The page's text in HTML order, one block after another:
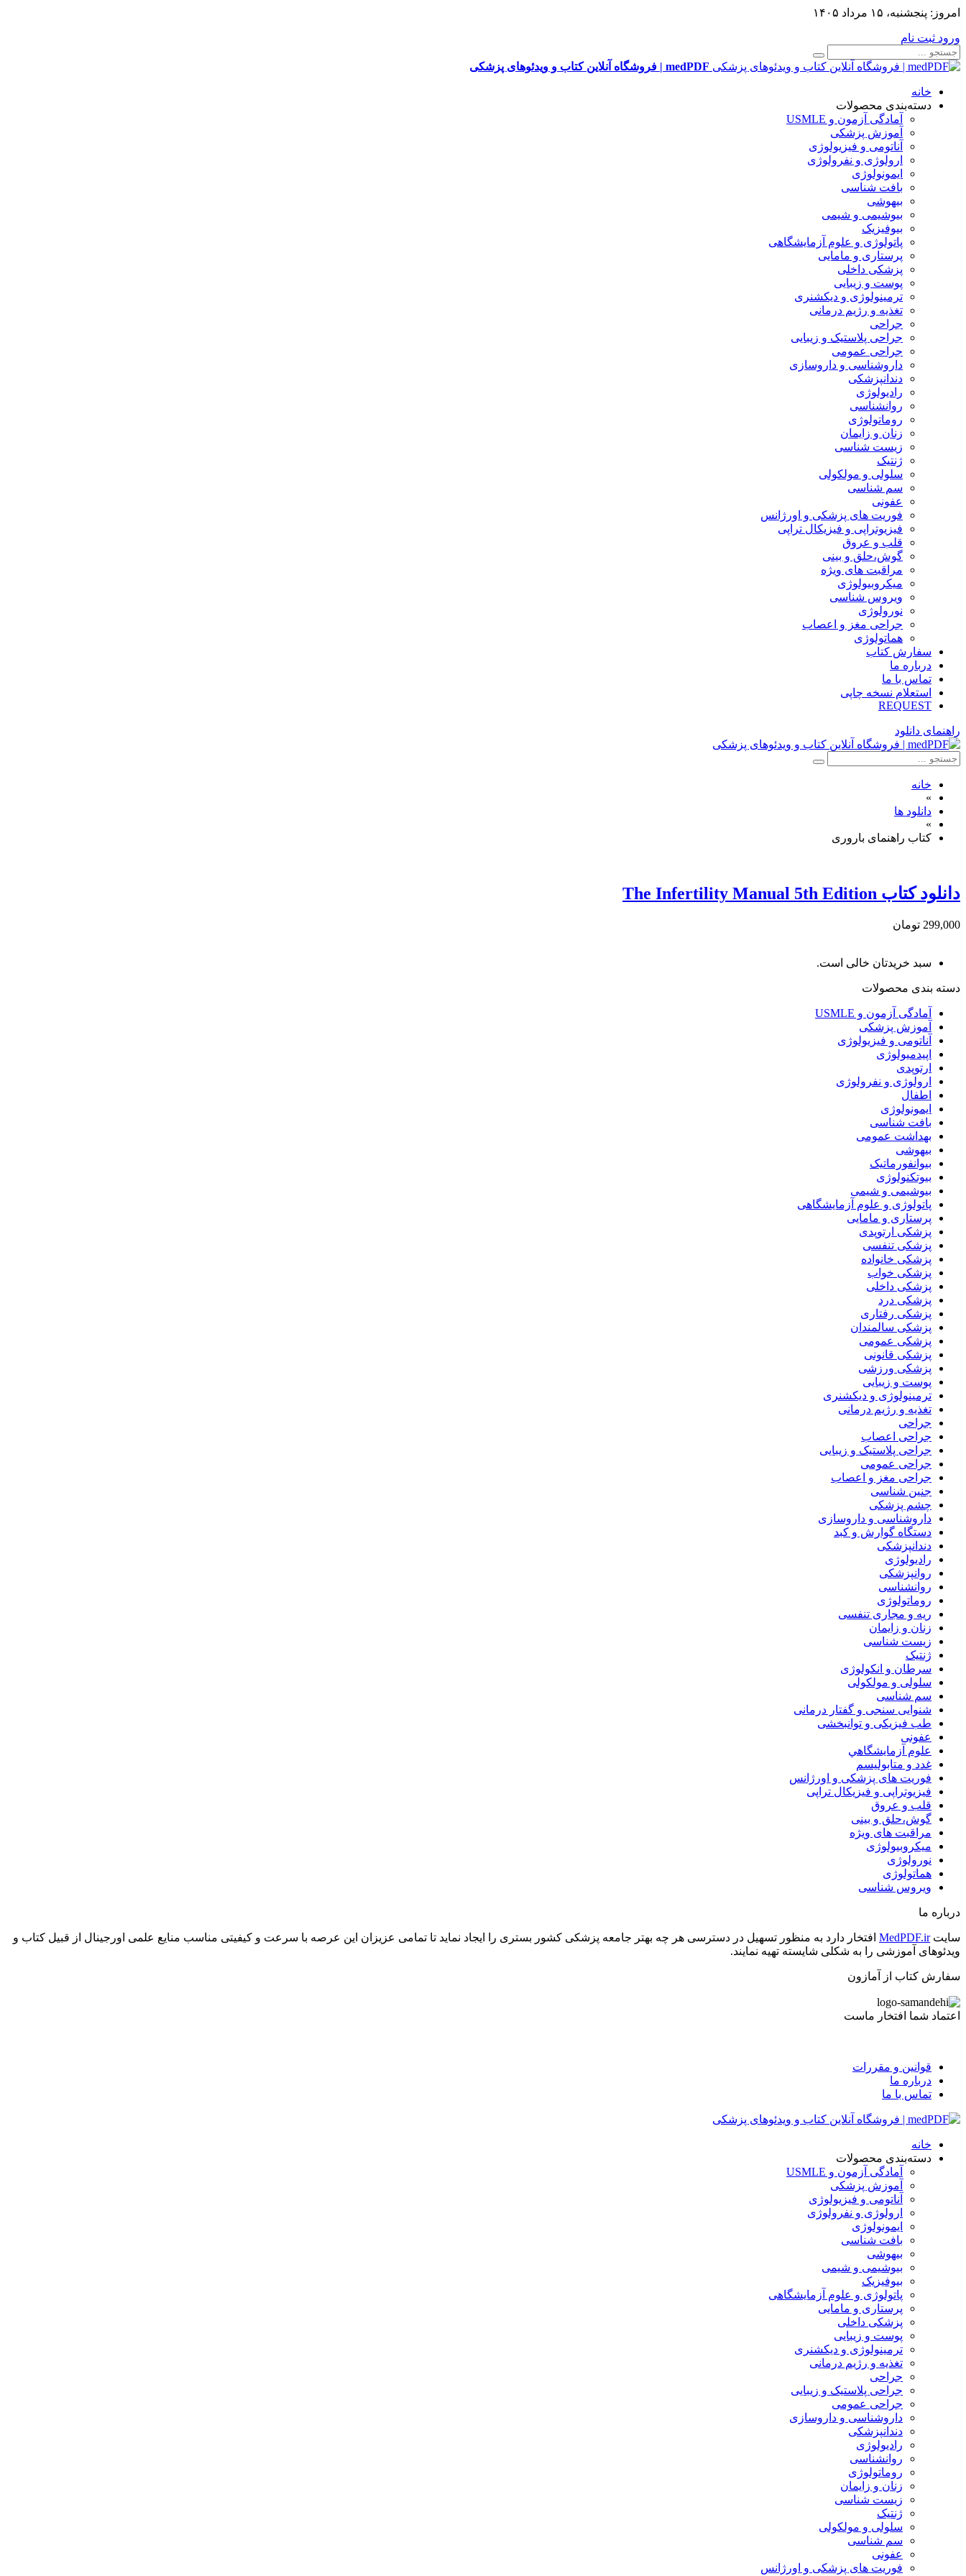
امروز: پنجشنبه، ۱۵ مرداد ۱۴۰۵
ورود ثبت نام
medPDF | فروشگاه آنلاین کتاب و ویدئوهای پزشکی
خانه
دسته‌بندی محصولات
آمادگی آزمون و USMLE
آموزش پزشکی
آناتومی و فیزیولوژی
ارولوژی و نفرولوژی
ایمونولوژی
بافت شناسی
بیهوشی
بیوشیمی و شیمی
بیوفیزیک
پاتولوژی و علوم آزمایشگاهی
پرستاری و مامایی
پزشکی داخلی
پوست و زیبایی
ترمینولوژی و دیکشنری
تغذیه و رژیم درمانی
جراحی
جراحی پلاستیک و زیبایی
جراحی عمومی
داروشناسی و داروسازی
دندانپزشکی
رادیولوژی
روانشناسی
روماتولوژی
زنان و زایمان
زیست شناسی
ژنتیک
سلولی و مولکولی
سم شناسی
عفونی
فوریت های پزشکی و اورژانس
فیزیوتراپی و فیزیکال تراپی
قلب و عروق
گوش،حلق و بینی
مراقبت های ویژه
میکروبیولوژی
ویروس شناسی
نورولوژی
جراحی مغز و اعصاب
هماتولوژی
سفارش کتاب
درباره ما
تماس با ما
استعلام نسخه چاپی
REQUEST
راهنمای دانلود
خانه
»
دانلود ها
»
کتاب راهنمای باروری
دانلود کتاب The Infertility Manual 5th Edition
299,000 تومان
سبد خریدتان خالی است.
دسته بندی محصولات
آمادگی آزمون و USMLE
آموزش پزشکی
آناتومی و فیزیولوژی
اپیدمیولوژی
ارتوپدی
ارولوژی و نفرولوژی
اطفال
ایمونولوژی
بافت شناسی
بهداشت عمومی
بیهوشی
بیوانفورماتیک
بیوتکنولوژی
بیوشیمی و شیمی
پاتولوژی و علوم آزمایشگاهی
پرستاری و مامایی
پزشکی ارتوپدی
پزشکی تنفسی
پزشکی خانواده
پزشکی خواب
پزشکی داخلی
پزشکی درد
پزشکی رفتاری
پزشکی سالمندان
پزشکی عمومی
پزشکی قانونی
پزشکی ورزشی
پوست و زیبایی
ترمینولوژی و دیکشنری
تغذیه و رژیم درمانی
جراحی
جراحی اعصاب
جراحی پلاستیک و زیبایی
جراحی عمومی
جراحی مغز و اعصاب
جنین شناسی
چشم پزشکی
داروشناسی و داروسازی
دستگاه گوارش و کبد
دندانپزشکی
رادیولوژی
روانپزشکی
روانشناسی
روماتولوژی
ریه و مجاری تنفسی
زنان و زایمان
زیست شناسی
ژنتیک
سرطان و انکولوژی
سلولی و مولکولی
سم شناسی
شنوایی سنجی و گفتار درمانی
طب فیزیکی و توانبخشی
عفونی
علوم آزمايشگاهي
غدد و متابولیسم
فوریت های پزشکی و اورژانس
فیزیوتراپی و فیزیکال تراپی
قلب و عروق
گوش،حلق و بینی
مراقبت های ویژه
میکروبیولوژی
نورولوژی
هماتولوژی
ویروس شناسی
درباره ما
سایتMedPDF.ir افتخار دارد به منظور تسهیل در دسترسی هر چه بهتر جامعه پزشکی کشور بستری را ایجاد نماید تا تمامی عزیزان این عرصه با سرعت و کیفیتی مناسب منایع علمی اورجینال از قبیل کتاب و
ویدئوهای آموزشی را به شکلی شایسته تهیه نمایند.
سفارش کتاب از آمازون
اعتماد شما افتخار ماست
قوانین و مقررات
درباره ما
تماس با ما
خانه
دسته‌بندی محصولات
آمادگی آزمون و USMLE
آموزش پزشکی
آناتومی و فیزیولوژی
ارولوژی و نفرولوژی
ایمونولوژی
بافت شناسی
بیهوشی
بیوشیمی و شیمی
بیوفیزیک
پاتولوژی و علوم آزمایشگاهی
پرستاری و مامایی
پزشکی داخلی
پوست و زیبایی
ترمینولوژی و دیکشنری
تغذیه و رژیم درمانی
جراحی
جراحی پلاستیک و زیبایی
جراحی عمومی
داروشناسی و داروسازی
دندانپزشکی
رادیولوژی
روانشناسی
روماتولوژی
زنان و زایمان
زیست شناسی
ژنتیک
سلولی و مولکولی
سم شناسی
عفونی
فوریت های پزشکی و اورژانس